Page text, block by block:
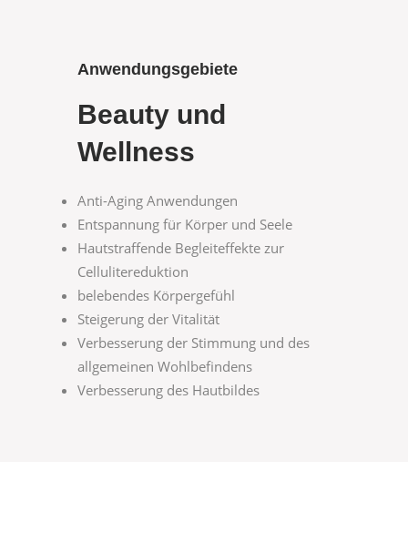
Anwendungsgebiete
Beauty und
Wellness
Anti-Aging Anwendungen
Entspannung für Körper und Seele
Hautstraffende Begleiteffekte zur
Cellulitereduktion
belebendes Körpergefühl
Steigerung der Vitalität
Verbesserung der Stimmung und des
allgemeinen Wohlbefindens
Verbesserung des Hautbildes